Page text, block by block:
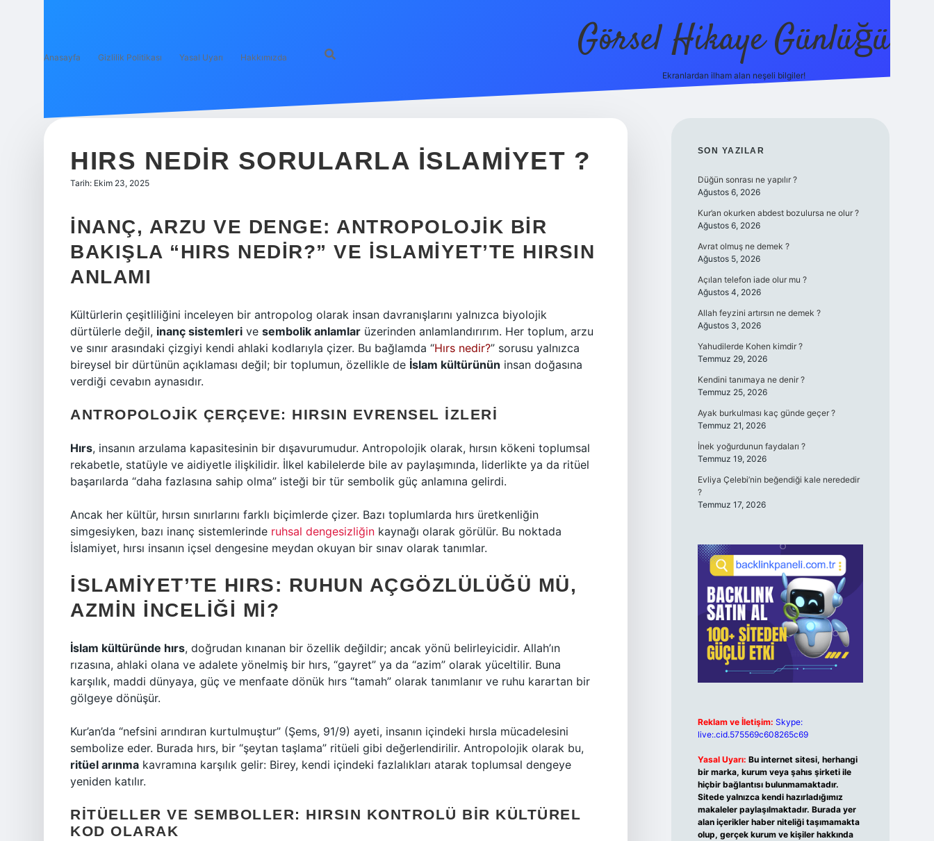
Anasayfa Gizlilik Politikası Yasal Uyarı Hakkımızda Görsel Hikaye Günlüğü
Ekranlardan ilham alan neşeli bilgiler!
HIRS NEDIR SORULARLA ISLAMIYET ?
Tarih: Ekim 23, 2025
İNANÇ, ARZU VE DENGE: ANTROPOLOJIK BIR
BAKIŞLA “HIRS NEDIR?” VE İSLAMIYET’TE HIRSIN
ANLAMI
Kültürlerin çeşitliliğini inceleyen bir antropolog olarak insan davranışlarını yalnızca biyolojik
dürtülerle değil, inanç sistemleri ve sembolik anlamlar üzerinden anlamlandırırım. Her toplum, arzu
ve sınır arasındaki çizgiyi kendi ahlaki kodlarıyla çizer. Bu bağlamda “Hırs nedir?” sorusu yalnızca
bireysel bir dürtünün açıklaması değil; bir toplumun, özellikle de İslam kültürünün insan doğasına
verdiği cevabın aynasıdır.
ANTROPOLOJIK ÇERÇEVE: HIRSIN EVRENSEL İZLERI
Hırs, insanın arzulama kapasitesinin bir dışavurumudur. Antropolojik olarak, hırsın kökeni toplumsal
rekabetle, statüyle ve aidiyetle ilişkilidir. İlkel kabilelerde bile av paylaşımında, liderlikte ya da ritüel
başarılarda “daha fazlasına sahip olma” isteği bir tür sembolik güç anlamına gelirdi.
Ancak her kültür, hırsın sınırlarını farklı biçimlerde çizer. Bazı toplumlarda hırs üretkenliğin
simgesiyken, bazı inanç sistemlerinde ruhsal dengesizliğin kaynağı olarak görülür. Bu noktada
İslamiyet, hırsı insanın içsel dengesine meydan okuyan bir sınav olarak tanımlar.
İSLAMIYET’TE HIRS: RUHUN AÇGÖZLÜLÜĞÜ MÜ,
AZMIN İNCELIĞI MI?
İslam kültüründe hırs, doğrudan kınanan bir özellik değildir; ancak yönü belirleyicidir. Allah’ın
rızasına, ahlaki olana ve adalete yönelmiş bir hırs, “gayret” ya da “azim” olarak yüceltilir. Buna
karşılık, maddi dünyaya, güç ve menfaate dönük hırs “tamah” olarak tanımlanır ve ruhu karartan bir
gölgeye dönüşür.
Kur’an’da “nefsini arındıran kurtulmuştur” (Şems, 91/9) ayeti, insanın içindeki hırsla mücadelesini
sembolize eder. Burada hırs, bir “şeytan taşlama” ritüeli gibi değerlendirilir. Antropolojik olarak bu,
ritüel arınma kavramına karşılık gelir: Birey, kendi içindeki fazlalıkları atarak toplumsal dengeye
yeniden katılır.
RITÜELLER VE SEMBOLLER: HIRSIN KONTROLÜ BIR KÜLTÜREL
KOD OLARAK
SIDEBAR
SON YAZILAR
Düğün sonrası ne yapılır ?
Ağustos 6, 2026
Kur’an okurken abdest bozulursa ne olur ?
Ağustos 6, 2026
Avrat olmuş ne demek ?
Ağustos 5, 2026
Açılan telefon iade olur mu ?
Ağustos 4, 2026
Allah feyzini artırsın ne demek ?
Ağustos 3, 2026
Yahudilerde Kohen kimdir ?
Temmuz 29, 2026
Kendini tanımaya ne denir ?
Temmuz 25, 2026
Ayak burkulması kaç günde geçer ?
Temmuz 21, 2026
İnek yoğurdunun faydaları ?
Temmuz 19, 2026
Evliya Çelebi’nin beğendiği kale nerededir
?
Temmuz 17, 2026
Reklam ve İletişim: Skype:
live:.cid.575569c608265c69
Yasal Uyarı: Bu internet sitesi, herhangi
bir marka, kurum veya şahıs şirketi ile
hiçbir bağlantısı bulunmamaktadır.
Sitede yalnızca kendi hazırladığımız
makaleler paylaşılmaktadır. Burada yer
alan içerikler haber niteliği taşımamakta
olup, gerçek kurum ve kişiler hakkında